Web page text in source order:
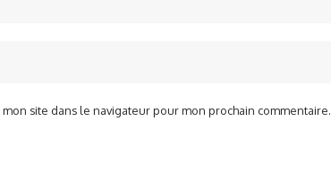
site dans le navigateur pour mon prochain commentaire.